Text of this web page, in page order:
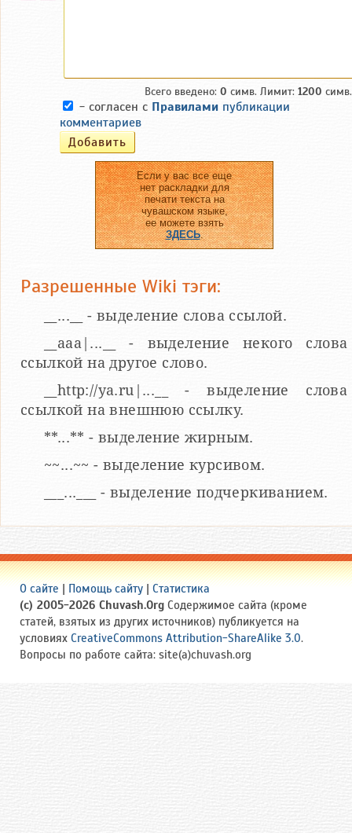
Всего введено: 0 симв. Лимит: 1200 симв.
- согласен с Правилами публикации
комментариев
Если у вас все еще
нет раскладки для
печати текста на
чувашском языке,
ее можете взять
ЗДЕСЬ.
Разрешенные Wiki тэги:
__...__ - выделение слова ссылой.
__aaa|...__ - выделение некого слова
ссылкой на другое слово.
__http://ya.ru|...__ - выделение слова
ссылкой на внешнюю ссылку.
**...** - выделение жирным.
~~...~~ - выделение курсивом.
___...___ - выделение подчеркиванием.
О сайте | Помощь сайту | Статистика
(c) 2005-2026 Chuvash.Org Содержимое сайта (кроме
статей, взятых из других источников) публикуется на
условиях CreativeCommons Attribution-ShareAlike 3.0.
Вопросы по работе сайта: site(a)chuvash.org